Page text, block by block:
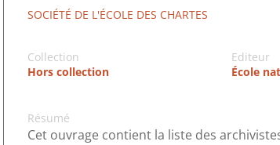
SOCIÉTÉ DE L'ÉCOLE DES CHARTES
Collection
Hors collection
Editeur
École
Résumé
Cet ouvrage contient la liste des